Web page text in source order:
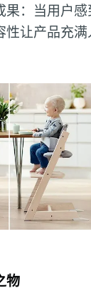
果：当用户
让产品充满
物